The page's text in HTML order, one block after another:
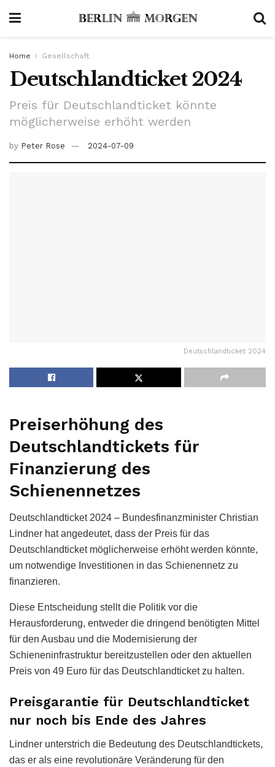
Home Gesellschaft
Deutschlandticket 2024
Preis für Deutschlandticket könnte
möglicherweise erhöht werden
by Peter Rose 2024-07-09
Deutschlandticket 2024
Preiserhöhung des
Deutschlandtickets für
Finanzierung des
Schienennetzes
Deutschlandticket 2024 – Bundesfinanzminister Christian
Lindner hat angedeutet, dass der Preis für das
Deutschlandticket möglicherweise erhöht werden könnte,
um notwendige Investitionen in das Schienennetz zu
finanzieren.
Diese Entscheidung stellt die Politik vor die
Herausforderung, entweder die dringend benötigten Mittel
für den Ausbau und die Modernisierung der
Schieneninfrastruktur bereitzustellen oder den aktuellen
Preis von 49 Euro für das Deutschlandticket zu halten.
Preisgarantie für Deutschlandticket
nur noch bis Ende des Jahres
Lindner unterstrich die Bedeutung des Deutschlandtickets,
das er als eine revolutionäre Veränderung für den